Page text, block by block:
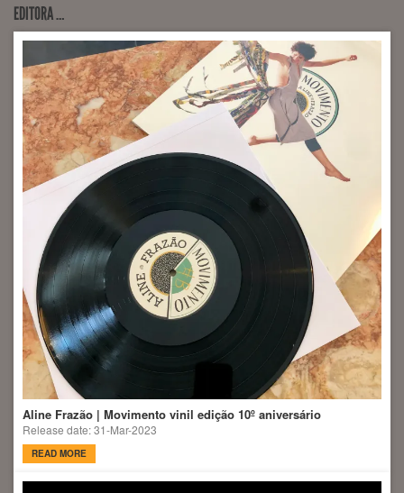
EDITORA …
Aline Frazão | Movimento vinil edição 10º aniversário
Release date: 31-Mar-2023
READ MORE